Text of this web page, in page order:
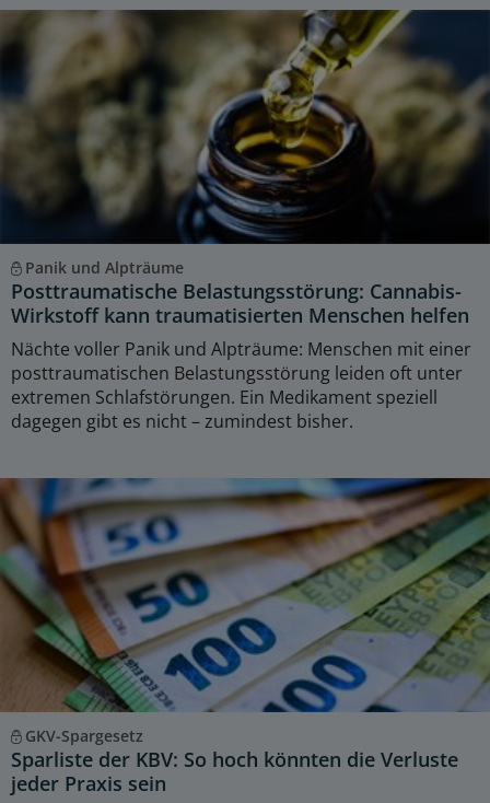
Panik und Alpträume
Posttraumatische Belastungsstörung: Cannabis-
Wirkstoff kann traumatisierten Menschen helfen
Nächte voller Panik und Alpträume: Menschen mit einer
posttraumatischen Belastungsstörung leiden oft unter
extremen Schlafstörungen. Ein Medikament speziell
dagegen gibt es nicht – zumindest bisher.
GKV-Spargesetz
Sparliste der KBV: So hoch könnten die Verluste
jeder Praxis sein